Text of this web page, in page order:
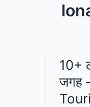
10+
जगह